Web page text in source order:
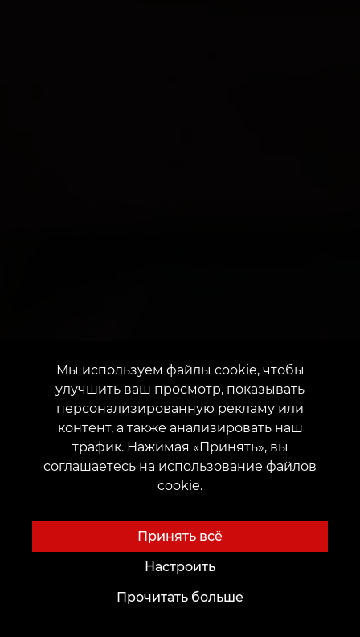
Мы используем файлы cookie, чтобы
улучшить ваш просмотр, показывать
персонализированную рекламу или
контент, а также анализировать наш
трафик. Нажимая «Принять», вы
соглашаетесь на использование файлов
cookie.
Принять всё
Настроить
Прочитать больше